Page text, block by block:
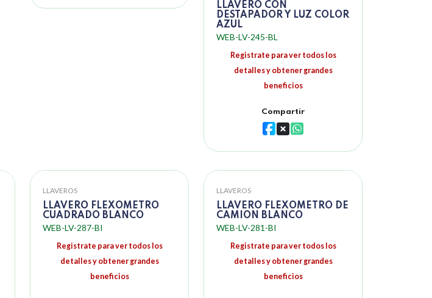
LLAVERO CON
DESTAPADOR Y LUZ COLOR
AZUL
WEB-LV-245-BL
Registrate para ver todos los
detalles y obtener grandes
beneficios
Compartir
LLAVEROS
LLAVERO FLEXOMETRO
CUADRADO BLANCO
WEB-LV-287-BI
Registrate para ver todos los
detalles y obtener grandes
beneficios
LLAVEROS
LLAVERO FLEXOMETRO DE
CAMION BLANCO
WEB-LV-281-BI
Registrate para ver todos los
detalles y obtener grandes
beneficios